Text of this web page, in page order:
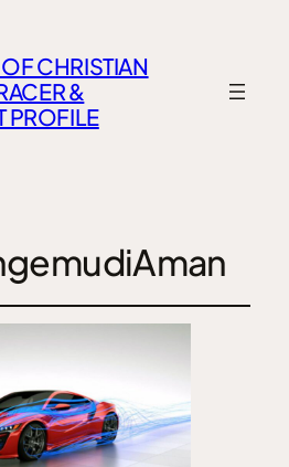
CHRISTIAN
&
PROFILE